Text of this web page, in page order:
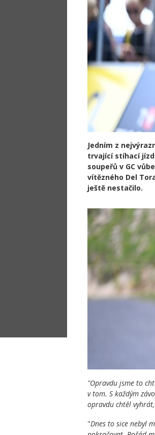
Jedním z
trvající stíhací
soupeřů v GC
vítězného Del
ještě nestačilo.
"Opravdu jsme to
v tom. S každým
opravdu chtěl
"Dnes to sice nebyl